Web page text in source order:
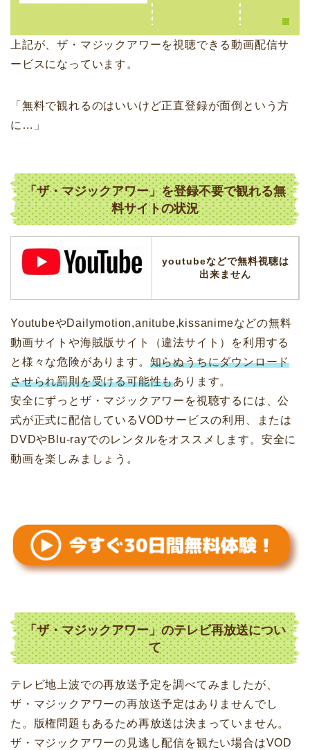
上記が、ザ・マジックアワーを視聴できる動画配信サ
ービスになっています。
「無料で観れるのはいいけど正直登録が面倒という方
に…」
「ザ・マジックアワー」を登録不要で観れる無
料サイトの状況
youtubeなどで無料視聴は
出来ません
YoutubeやDailymotion,anitube,kissanimeなどの無料
動画サイトや海賊版サイト（違法サイト）を利用する
と様々な危険があります。 知らぬうちにダウンロード
させられ罰則を受ける可能性もあります。
安全にずっとザ・マジックアワーを視聴するには、公
式が正式に配信しているVODサービスの利用、または
DVDやBlu-rayでのレンタルをオススメします。安全に
動画を楽しみましょう。
「ザ・マジックアワー」のテレビ再放送につい
て
テレビ地上波での再放送予定を調べてみましたが、
ザ・マジックアワーの再放送予定はありませんでし
た。版権問題もあるため再放送は決まっていません。
ザ・マジックアワーの見逃し配信を観たい場合はVOD